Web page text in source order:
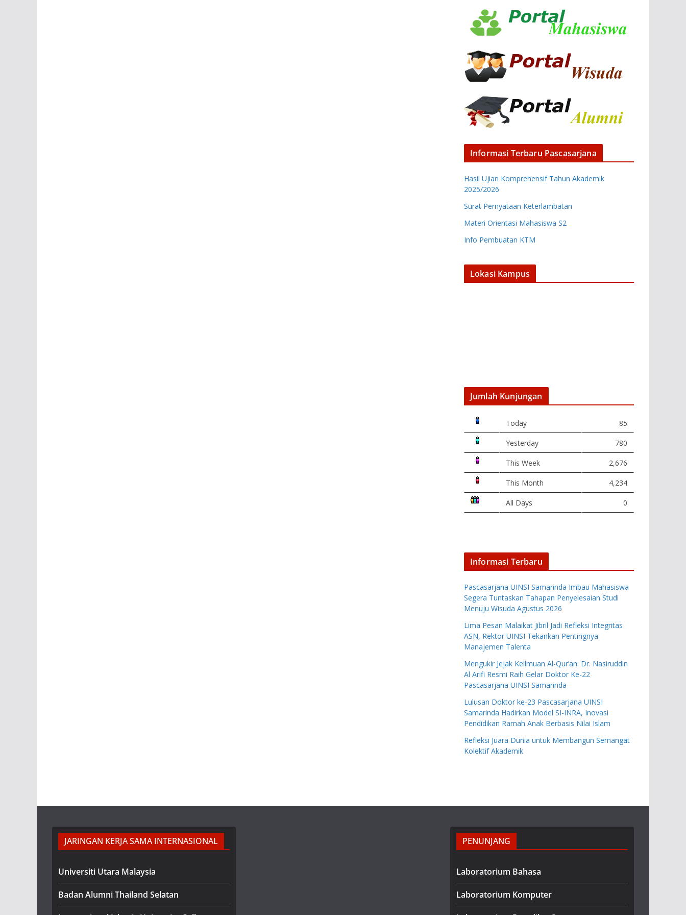
Informasi Terbaru Pascasarjana
Hasil Ujian Komprehensif Tahun Akademik
2025/2026
Surat Pernyataan Keterlambatan
Materi Orientasi Mahasiswa S2
Info Pembuatan KTM
Lokasi Kampus
Jumlah Kunjungan
Today 85
Yesterday 780
This Week 2,676
This Month 4,234
All Days 0
Informasi Terbaru
Pascasarjana UINSI Samarinda Imbau Mahasiswa
Segera Tuntaskan Tahapan Penyelesaian Studi
Menuju Wisuda Agustus 2026
Lima Pesan Malaikat Jibril Jadi Refleksi Integritas
ASN, Rektor UINSI Tekankan Pentingnya
Manajemen Talenta
Mengukir Jejak Keilmuan Al-Qur’an: Dr. Nasiruddin
Al Arifi Resmi Raih Gelar Doktor Ke-22
Pascasarjana UINSI Samarinda
Lulusan Doktor ke-23 Pascasarjana UINSI
Samarinda Hadirkan Model SI-INRA, Inovasi
Pendidikan Ramah Anak Berbasis Nilai Islam
Refleksi Juara Dunia untuk Membangun Semangat
Kolektif Akademik
JARINGAN KERJA SAMA INTERNASIONAL
Universiti Utara Malaysia
Badan Alumni Thailand Selatan
PENUNJANG
Laboratorium Bahasa
Laboratorium Komputer